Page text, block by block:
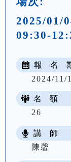
2025/01/
09:30-
報 名
2024/11/
名 額
26
講 師
陳馨